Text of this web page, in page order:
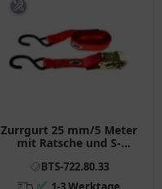
Zurrgurt 25 mm/5 Meter
mit Ratsche und S-
BTS-722.80.33
✅